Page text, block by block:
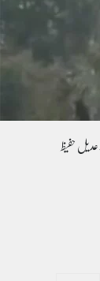
October 14,
حفیظ